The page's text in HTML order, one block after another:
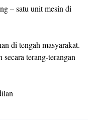
– satu unit mesin di
di tengah masyarakat.
terang-terangan